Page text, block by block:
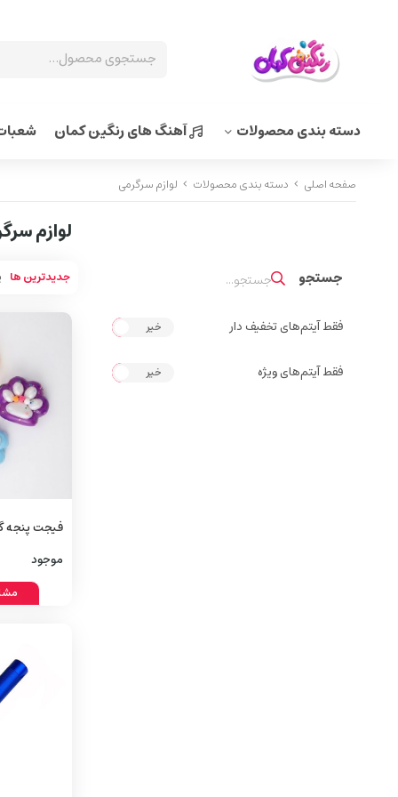
دسته بندی محصولات آهنگ های رنگین کمان
صفحه اصلی دسته بندی محصولات لوازم سرگرمی
خیر فقط آیتم‌های تخفیف دار
خیر فقط آیتم‌های ویژه
لوازم
جدیدترین ها
موجود